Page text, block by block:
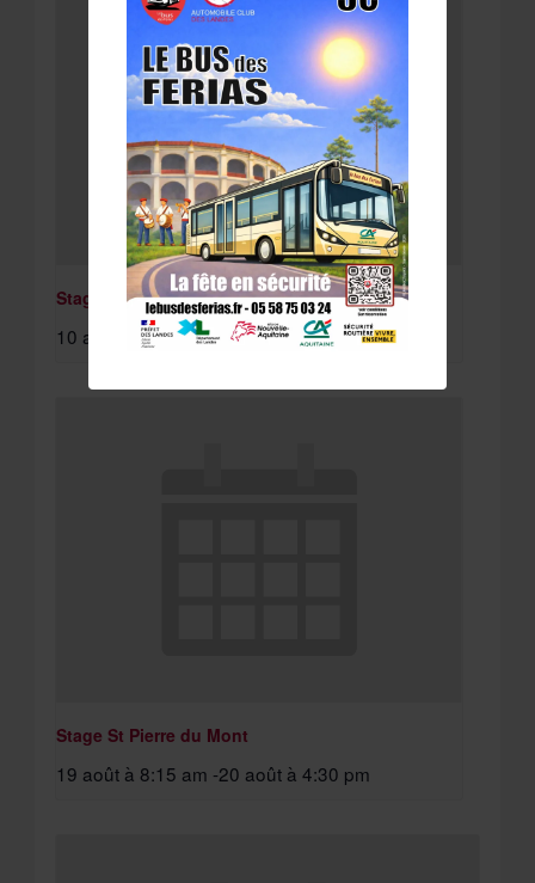
Stage St Paul Lès Dax
10 août à 8:15 am-11 août à 4:30 pm
Stage St Pierre du Mont
19 août à 8:15 am -20 août à 4:30 pm